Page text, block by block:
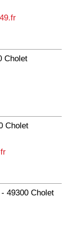
Cholet
Cholet
49300 Cholet